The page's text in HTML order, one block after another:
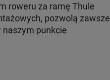
roweru za ramę Thule
pozwolą zawsze
punkcie